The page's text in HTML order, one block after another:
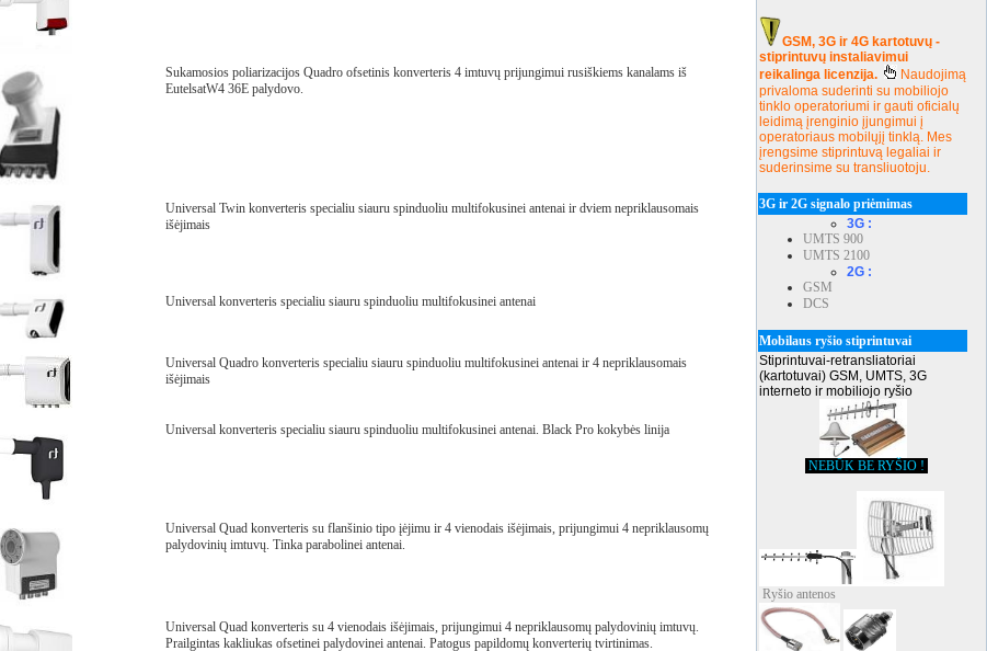
Sukamosios poliarizacijos Quadro ofsetinis konverteris 4 imtuvų prijungimui rusiškiems kanalams iš
EutelsatW4 36E palydovo.
Universal Twin konverteris specialiu siauru spinduoliu multifokusinei antenai ir dviem nepriklausomais
išėjimais
Universal konverteris specialiu siauru spinduoliu multifokusinei antenai
Universal Quadro konverteris specialiu siauru spinduoliu multifokusinei antenai ir 4 nepriklausomais
išėjimais
Universal konverteris specialiu siauru spinduoliu multifokusinei antenai. Black Pro kokybės linija
Universal Quad konverteris su flanšinio tipo įėjimu ir 4 vienodais išėjimais, prijungimui 4 nepriklausomų
palydovinių imtuvų. Tinka parabolinei antenai.
Universal Quad konverteris su 4 vienodais išėjimais, prijungimui 4 nepriklausomų palydovinių imtuvų.
Prailgintas kakliukas ofsetinei palydovinei antenai. Patogus papildomų konverterių tvirtinimas.
GSM, 3G ir 4G kartotuvų -
stiprintuvų instaliavimui
reikalinga licenzija.
Naudojimą
privaloma suderinti su mobiliojo
tinklo operatoriumi ir gauti oficialų
leidimą įrenginio įjungimui į
operatoriaus mobilųjį tinklą. Mes
įrengsime stiprintuvą legaliai ir
suderinsime su transliuotoju.
3G ir 2G signalo priėmimas
3G :
UMTS 900
UMTS 2100
2G :
GSM
DCS
Mobilaus ryšio stiprintuvai
Stiprintuvai-retransliatoriai
(kartotuvai) GSM, UMTS, 3G
interneto ir mobiliojo ryšio
NEBŪK BE RYŠIO !
Ryšio antenos